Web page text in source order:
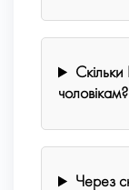
чоловікам?
Через